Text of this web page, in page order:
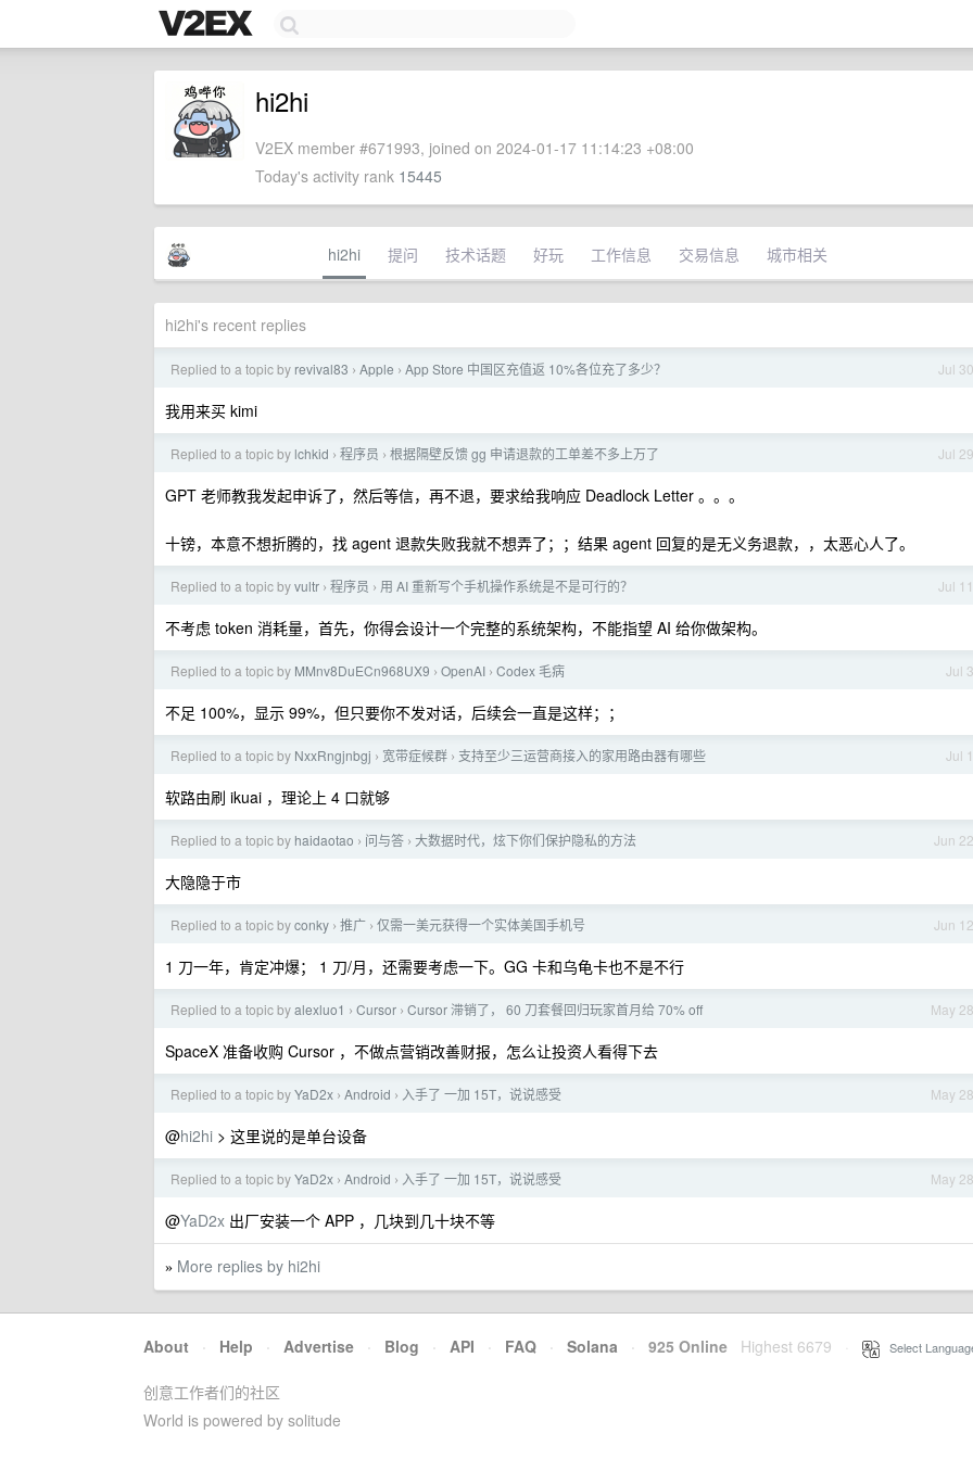
hi2hi
V2EX member #671993, joined on 2024-01-17 11:14:23 +08:00
Today's activity rank 15445
hi2hi 提问 技术话题 好玩 工作信息 交易信息 城市相关
hi2hi's recent replies
Jul 30
Replied to a topic by revival83 › Apple › App Store 中国区充值返 10%各位充了多少？
我用来买 kimi
Jul 29
Replied to a topic by lchkid › 程序员 › 根据隔壁反馈 gg 申请退款的工单差不多上万了
GPT 老师教我发起申诉了，然后等信，再不退，要求给我响应 Deadlock Letter 。。。
十镑，本意不想折腾的，找 agent 退款失败我就不想弄了；；结果 agent 回复的是无义务退款，，太恶心人了。
Jul 11
Replied to a topic byvultr › 程序员 › 用 AI 重新写个手机操作系统是不是可行的？
不考虑 token 消耗量，首先，你得会设计一个完整的系统架构，不能指望 AI 给你做架构。
Jul 3
Replied to a topic by MMnv8DuECn968UX9 › OpenAI › Codex 毛病
不足 100%，显示 99%，但只要你不发对话，后续会一直是这样；；
Jul 1
Replied to a topic by NxxRngjnbgj › 宽带症候群 › 支持至少三运营商接入的家用路由器有哪些
软路由刷 ikuai ，理论上 4 口就够
Jun 22
Replied to a topic by haidaotao › 问与答 › 大数据时代，炫下你们保护隐私的方法
大隐隐于市
Jun 12
Replied to a topic byconky › 推广 › 仅需一美元获得一个实体美国手机号
1 刀一年，肯定冲爆； 1 刀/月，还需要考虑一下。GG 卡和乌龟卡也不是不行
May 28
Replied to a topic byalexluo1 › Cursor › Cursor 滞销了， 60 刀套餐回归玩家首月给 70% off
SpaceX 准备收购 Cursor ，不做点营销改善财报，怎么让投资人看得下去
May 28
Replied to a topic byYaD2x › Android › 入手了 一加 15T，说说感受
@hi2hi > 这里说的是单台设备
May 28
Replied to a topic byYaD2x › Android › 入手了 一加 15T，说说感受
@YaD2x 出厂安装一个 APP ，几块到几十块不等
» More replies by hi2hi
About · Help · Advertise · Blog · API · FAQ · Solana · 925 Online Highest 6679 Select
创意工作者们的社区
World is powered by solitude